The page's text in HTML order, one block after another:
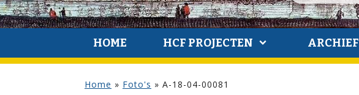
HOME HCF PROJECTEN ARCHIEF
Home » Foto's » A-18-04-00081